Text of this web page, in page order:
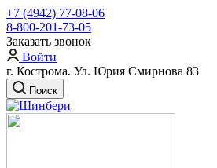
+7 (4942) 77-08-06
8-800-201-73-05
Заказать звонок
Войти
г. Кострома. Ул. Юрия Смирнова 83
Поиск